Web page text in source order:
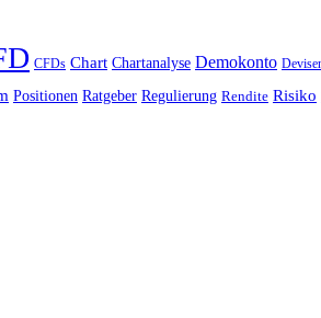
CFDs Chart Chartanalyse Demokonto
Positionen Ratgeber Regulierung Rendite Risiko